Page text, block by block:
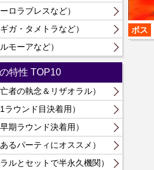
ロラブレスなど）
ガ・タメトラなど）
モーアなど）
特性 TOP10
者の執念＆リザオラル）
ウンド目決着用）
期ラウンド決着用）
るパーティにオススメ）
ルとセットで半永久機関）
ボス